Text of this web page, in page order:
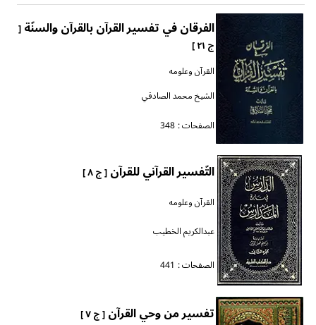
الفرقان في تفسير القرآن بالقرآن والسنّة[
ج ٢١ ]
القرآن وعلومه
الشيخ محمد الصادقي
الصفحات : 348
التّفسير القرآني للقرآن[ ج ٨ ]
القرآن وعلومه
عبدالكريم الخطيب
الصفحات : 441
تفسير من وحي القرآن[ ج ٧ ]